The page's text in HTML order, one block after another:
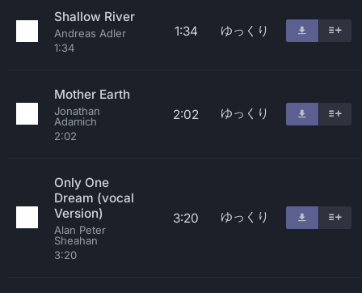
Shallow River
Andreas Adler
1:34
1:34 ゆっくり
Mother Earth
Jonathan
Adamich
2:02
2:02 ゆっくり
Only One
Dream (vocal
Version)
Alan Peter
Sheahan
3:20
3:20 ゆっくり